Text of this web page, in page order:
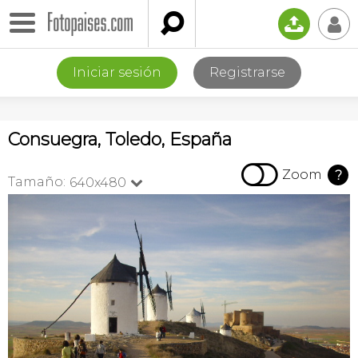
 📤 👤
Iniciar sesión Registrarse
Consuegra, Toledo, España
Tamaño: 640x480   Zoom ?